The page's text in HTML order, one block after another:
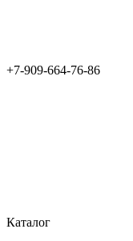
+7-909-664-76-86
Каталог